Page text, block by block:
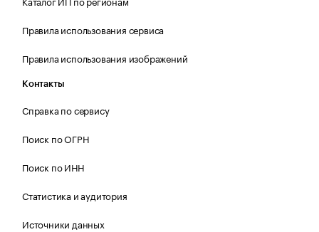
Правила использования сервиса
Правила использования изображений
Контакты
Справка по сервису
Поиск по ОГРН
Поиск по ИНН
Статистика и аудитория
Источники данных